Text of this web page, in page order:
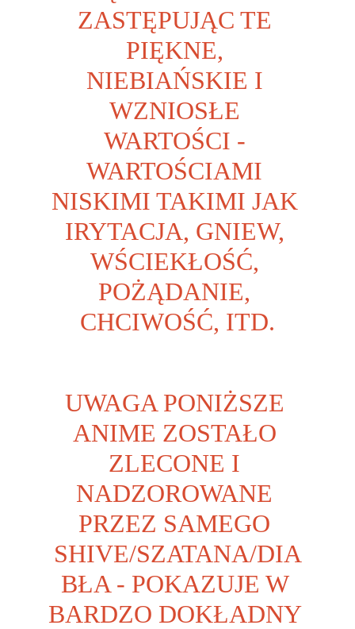
ZASTĘPUJĄC TE
PIĘKNE,
NIEBIAŃSKIE I
WZNIOSŁE
WARTOŚCI -
WARTOŚCIAMI
NISKIMI TAKIMI JAK
IRYTACJA, GNIEW,
WŚCIEKŁOŚĆ,
POŻĄDANIE,
CHCIWOŚĆ, ITD.
UWAGA PONIŻSZE
ANIME ZOSTAŁO
ZLECONE I
NADZOROWANE
PRZEZ SAMEGO
SHIVE/SZATANA/DIA
BŁA - POKAZUJE W
BARDZO DOKŁADNY